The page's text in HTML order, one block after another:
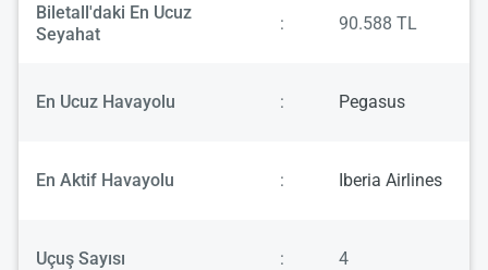
Biletall'daki En Ucuz
Seyahat
: 90.588 TL
En Ucuz Havayolu : Pegasus
En Aktif Havayolu : Iberia Airlines
Uçuş Sayısı : 4